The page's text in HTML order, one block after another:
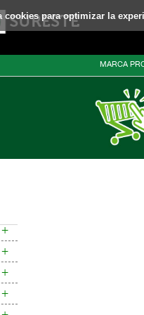
para optimizar la
MARCA
+
+
+
+